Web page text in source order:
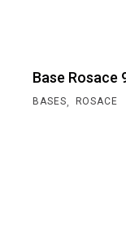
Base Rosace
BASES, ROSACE